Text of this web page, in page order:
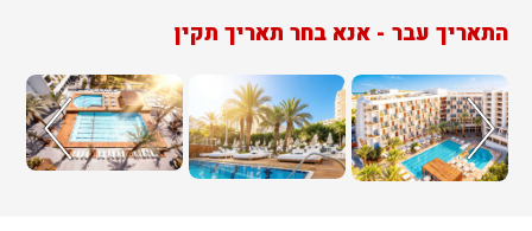
התאריך עבר - אנא בחר תאריך תקין
יחזור
אליך
בשעות
הפעילות